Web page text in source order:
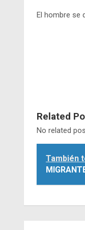
El hombre se
Related
No related
También